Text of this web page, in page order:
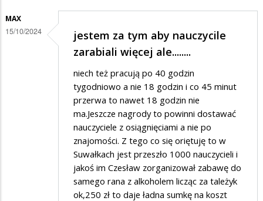
Do
madralinskich
MAX
15/10/2024
jestem za tym aby nauczycile
zarabiali więcej ale........
niech też pracują po 40 godzin
tygodniowo a nie 18 godzin i co 45 minut
przerwa to nawet 18 godzin nie
ma.Jeszcze nagrody to powinni dostawać
nauczyciele z osiągnięciami a nie po
znajomości. Z tego co się oriętuję to w
Suwałkach jest przeszło 1000 nauczycieli i
jakoś im Czesław zorganizował zabawę do
samego rana z alkoholem licząc za tależyk
ok,250 zł to daje ładna sumkę na koszt